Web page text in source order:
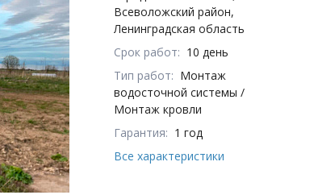
Всеволожский район,
Ленинградская область
Срок работ: 10 день
Тип работ: Монтаж
водосточной системы /
Монтаж кровли
Гарантия: 1 год
Все характеристики